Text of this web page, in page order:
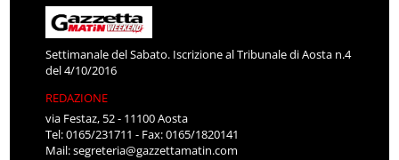
Settimanale del Sabato. Iscrizione al Tribunale di Aosta n.4
del 4/10/2016
REDAZIONE
via Festaz, 52 - 11100 Aosta
Tel: 0165/231711 - Fax: 0165/1820141
Mail:segreteria@gazzettamatin.com